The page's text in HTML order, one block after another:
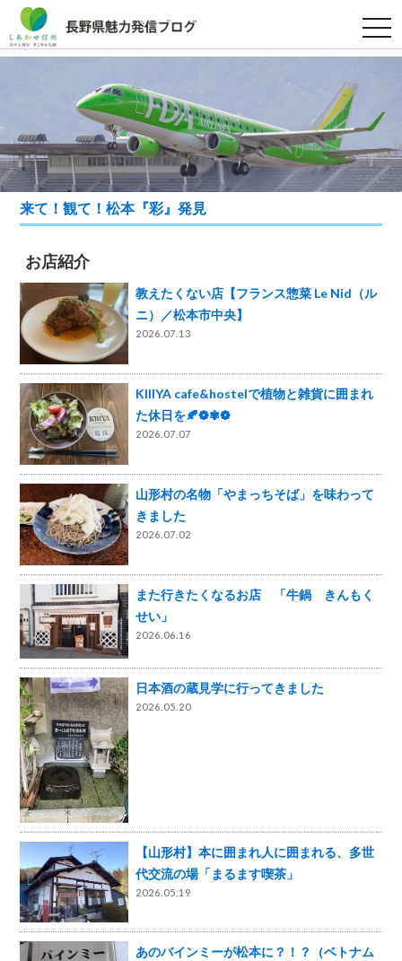
t
o
g
a
i
g
a
t
n
来て！観て！松本『彩』発見
お店紹介
教えたくない店【フランス惣菜 Le Nid（ル
ニ）／松本市中央】
2026.07.13
KIIIYA cafe&hostelで植物と雑貨に囲まれ
た休日を🍂❁✾❁
2026.07.07
山形村の名物「やまっちそば」を味わって
きました
2026.07.02
また行きたくなるお店 「牛鍋 きんもく
せい」
2026.06.16
日本酒の蔵見学に行ってきました
2026.05.20
【山形村】本に囲まれ人に囲まれる、多世
代交流の場「まるます喫茶」
2026.05.19
あのバインミーが松本に？！？（ベトナム